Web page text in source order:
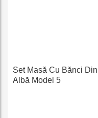
Set Masă Cu Bănci
Albă Model 5